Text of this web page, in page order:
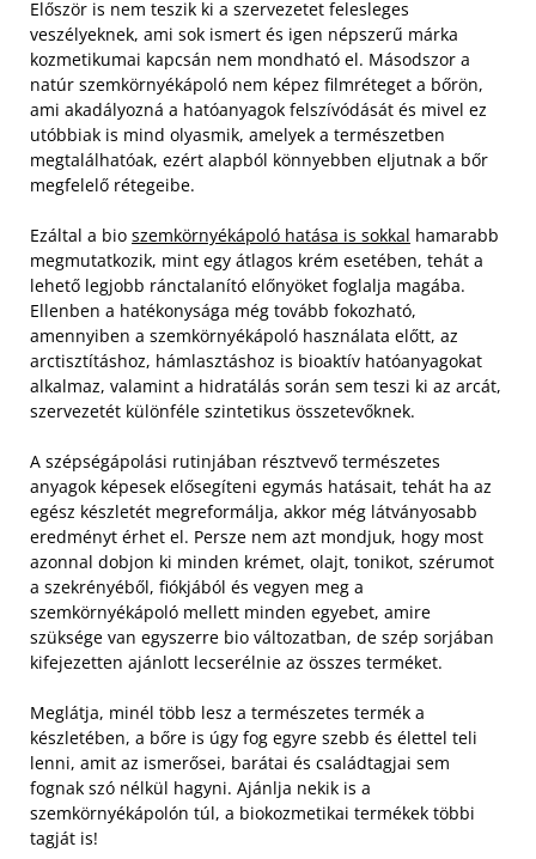
Először is nem teszik ki a szervezetet felesleges
veszélyeknek, ami sok ismert és igen népszerű márka
kozmetikumai kapcsán nem mondható el. Másodszor a
natúr szemkörnyékápoló nem képez filmréteget a bőrön,
ami akadályozná a hatóanyagok felszívódását és mivel ez
utóbbiak is mind olyasmik, amelyek a természetben
megtalálhatóak, ezért alapból könnyebben eljutnak a bőr
megfelelő rétegeibe.
Ezáltal a bio szemkörnyékápoló hatása is sokkal hamarabb
megmutatkozik, mint egy átlagos krém esetében, tehát a
lehető legjobb ránctalanító előnyöket foglalja magába.
Ellenben a hatékonysága még tovább fokozható,
amennyiben a szemkörnyékápoló használata előtt, az
arctisztításhoz, hámlasztáshoz is bioaktív hatóanyagokat
alkalmaz, valamint a hidratálás során sem teszi ki az arcát,
szervezetét különféle szintetikus összetevőknek.
A szépségápolási rutinjában résztvevő természetes
anyagok képesek elősegíteni egymás hatásait, tehát ha az
egész készletét megreformálja, akkor még látványosabb
eredményt érhet el. Persze nem azt mondjuk, hogy most
azonnal dobjon ki minden krémet, olajt, tonikot, szérumot
a szekrényéből, fiókjából és vegyen meg a
szemkörnyékápoló mellett minden egyebet, amire
szüksége van egyszerre bio változatban, de szép sorjában
kifejezetten ajánlott lecserélnie az összes terméket.
Meglátja, minél több lesz a természetes termék a
készletében, a bőre is úgy fog egyre szebb és élettel teli
lenni, amit az ismerősei, barátai és családtagjai sem
fognak szó nélkül hagyni. Ajánlja nekik is a
szemkörnyékápolón túl, a biokozmetikai termékek többi
tagját is!